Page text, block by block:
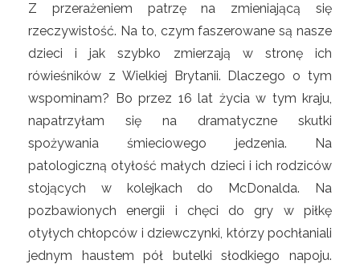
Z przerażeniem patrzę na zmieniającą się
rzeczywistość. Na to, czym faszerowane są nasze
dzieci i jak szybko zmierzają w stronę ich
rówieśników z Wielkiej Brytanii. Dlaczego o tym
wspominam? Bo przez 16 lat życia w tym kraju,
napatrzyłam się na dramatyczne skutki
spożywania śmieciowego jedzenia. Na
patologiczną otyłość małych dzieci i ich rodziców
stojących w kolejkach do McDonalda. Na
pozbawionych energii i chęci do gry w piłkę
otyłych chłopców i dziewczynki, którzy pochłaniali
jednym haustem pół butelki słodkiego napoju.